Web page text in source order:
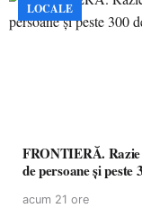
LOCALE
FRONTIERĂ.
de persoane și
acum 21 ore